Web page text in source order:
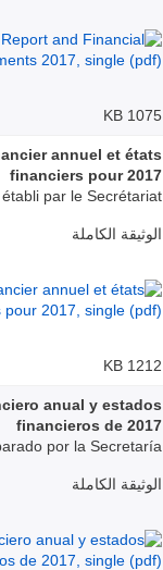
1075 KB
annuel et états
financiers pour 2017
établi par le Secrétariat
الوثيقة الكاملة
1212 KB
anual y estados
financieros de 2017
por la Secretaría
الوثيقة الكاملة